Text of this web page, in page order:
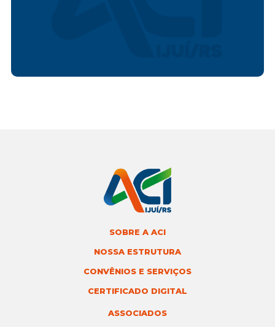
SOBRE A ACI
NOSSA ESTRUTURA
CONVÊNIOS E SERVIÇOS
CERTIFICADO DIGITAL
ASSOCIADOS